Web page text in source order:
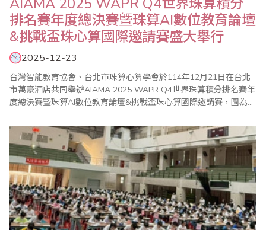
排名賽年度總決賽曁珠算AI數位教育論壇
&挑戰盃珠心算國際邀請賽盛大舉行
2025-12-23
台灣智能教育協會、台北市珠算心算學會於114年12月21日在台北
市萬豪酒店共同舉辦AIAMA 2025 WAPR Q4世界珠算積分排名賽年
度總決賽曁珠算AI數位教育論壇&挑戰盃珠心算國際邀請賽，圖為大